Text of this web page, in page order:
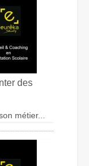
des
métier...